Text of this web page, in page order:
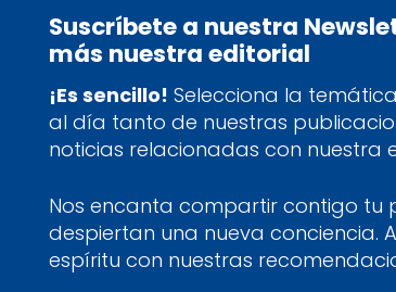
Suscríbete a nuestra
más nuestra editorial
¡Es sencillo! Selecciona la
al día tanto de nuestras
noticias relacionadas con nuestra
Nos encanta compartir contigo tu
despiertan una nueva conciencia.
espíritu con nuestras